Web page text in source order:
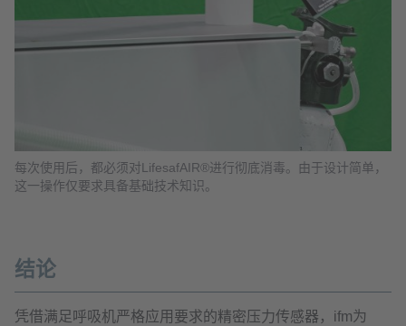
每次使用后，都必须对LifesafAIR®进行彻底消毒。由于设计简单，
这一操作仅要求具备基础技术知识。
结论
凭借满足呼吸机严格应用要求的精密压力传感器，ifm为